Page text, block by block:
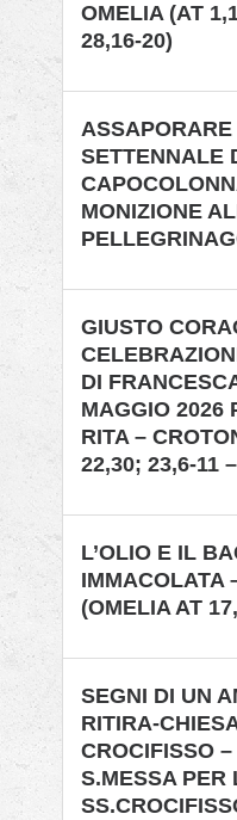
OMELIA (AT
28,16-20)
SETTENNALE
MONIZIONE
GIUSTO
DI
MAGGIO 2026
RITA –
22,30; 23,6-11
L’OLIO E IL
IMMACOLATA
(OMELIA AT
SEGNI DI UN
RITIRA-
CROCIFISSO
S.MESSA PER